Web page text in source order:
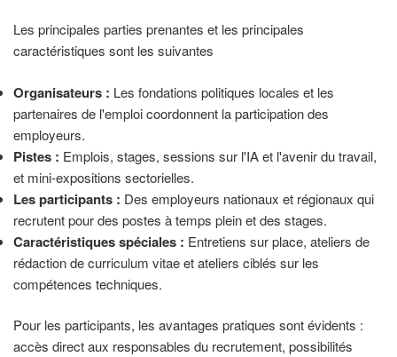
Les principales parties prenantes et les principales
caractéristiques sont les suivantes
Organisateurs : Les fondations politiques locales et les
partenaires de l'emploi coordonnent la participation des
employeurs.
Pistes : Emplois, stages, sessions sur l'IA et l'avenir du travail,
et mini-expositions sectorielles.
Les participants : Des employeurs nationaux et régionaux qui
recrutent pour des postes à temps plein et des stages.
Caractéristiques spéciales : Entretiens sur place, ateliers de
rédaction de curriculum vitae et ateliers ciblés sur les
compétences techniques.
Pour les participants, les avantages pratiques sont évidents :
accès direct aux responsables du recrutement, possibilités